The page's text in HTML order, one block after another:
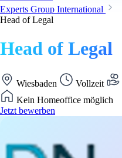
Experts Group International
Head of Legal
Head of Legal
Wiesbaden Vollzeit
Kein Homeoffice möglich
Jetzt bewerben